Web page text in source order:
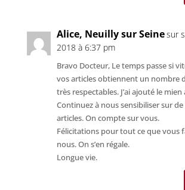
Alice, Neuilly sur Seinesur
2018 à 6:37 pm
Bravo Docteur, Le temps passe si
vos articles obtiennent un nombre
très respectables. J’ai ajouté le mien
Continuez à nous sensibiliser sur
articles. On compte sur vous.
Félicitations pour tout ce que vous
nous. On s’en régale.
Longue vie.